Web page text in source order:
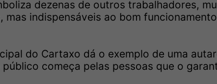
dezenas de outros trabalhadores,
indispensáveis ao bom
do Cartaxo dá o exemplo de uma
começa pelas pessoas que o